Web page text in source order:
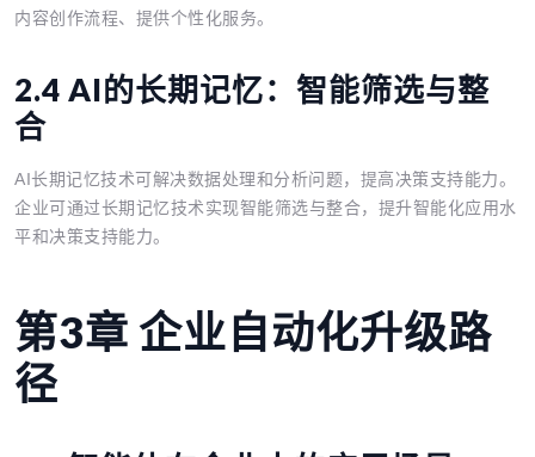
内容创作流程、提供个性化服务。
2.4 AI的长期记忆：智能筛选与整
合
AI长期记忆技术可解决数据处理和分析问题，提高决策支持能力。
企业可通过长期记忆技术实现智能筛选与整合，提升智能化应用水
平和决策支持能力。
第3章 企业自动化升级路
径